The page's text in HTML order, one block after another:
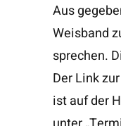
Aus
Weisband
sprechen.
Der Link
ist auf der